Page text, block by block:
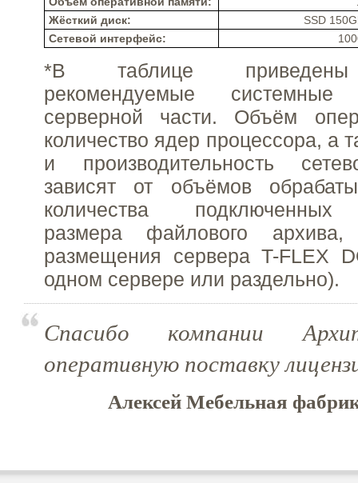
Жёсткий диск:
SSD
Сетевой интерфейс:
*В таблице приведены
рекомендуемые
серверной части. Объём
количество ядер процессора, а
и производительность
зависят от объёмов
количества подключенных
размера файлового
размещения сервера T-FLEX
одном сервере или раздельно).
Спасибо компании
оперативную поставку
Алексей Мебельная